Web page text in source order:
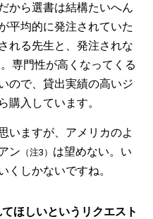
から選書は結構たいへん
平均的に発注されていた
れる先生と、発注されな
専門性が高くなってくる
ので、貸出実績の高いジ
購入しています。
いますが、アメリカのよ
ン （注3） は望めない。い
くしかないですね。
ほしいというリクエスト